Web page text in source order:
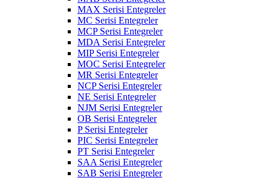
MAX Serisi Entegreler
MC Serisi Entegreler
MCP Serisi Entegreler
MDA Serisi Entegreler
MIP Serisi Entegreler
MOC Serisi Entegreler
MR Serisi Entegreler
NCP Serisi Entegreler
NE Serisi Entegreler
NJM Serisi Entegreler
OB Serisi Entegreler
P Serisi Entegreler
PIC Serisi Entegreler
PT Serisi Entegreler
SAA Serisi Entegreler
SAB Serisi Entegreler